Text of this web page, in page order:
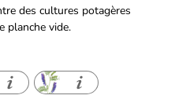
des cultures potagères
planche vide.